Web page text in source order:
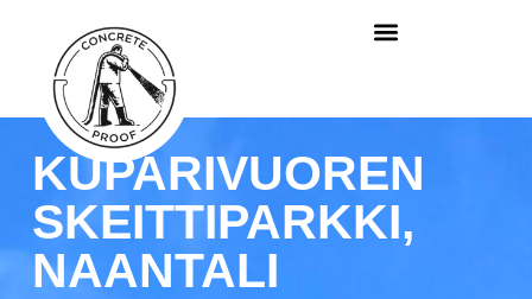
KUPARIVUOREN
SKEITTIPARKKI,
NAANTALI